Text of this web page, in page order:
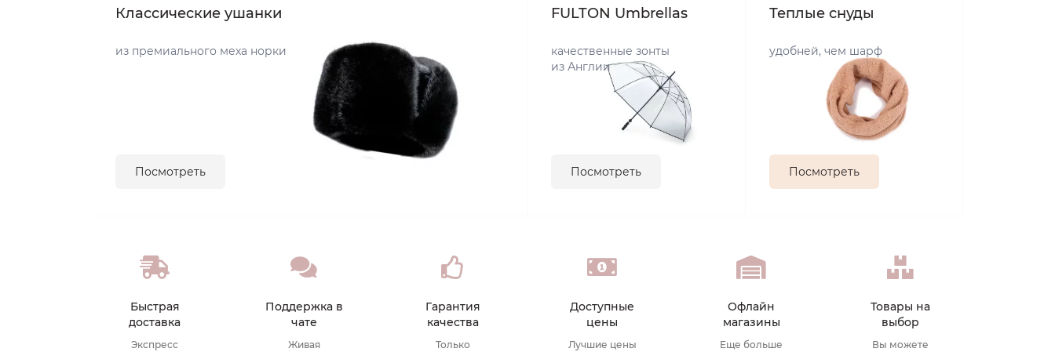
Классические ушанки
из премиального меха норки
Посмотреть
FULTON Umbrellas
качественные зонты
из Англии
Посмотреть
Теплые снуды
удобней, чем шарф
Посмотреть
Быстрая
доставка
Экспресс
Поддержка в
чате
Живая
Гарантия
качества
Только
Доступные
цены
Лучшие цены
Офлайн
магазины
Еще больше
Товары на
выбор
Вы можете